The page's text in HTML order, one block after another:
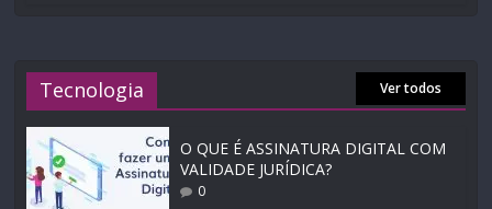
Tecnologia Ver todos
O QUE É ASSINATURA DIGITAL COM
VALIDADE JURÍDICA?
0